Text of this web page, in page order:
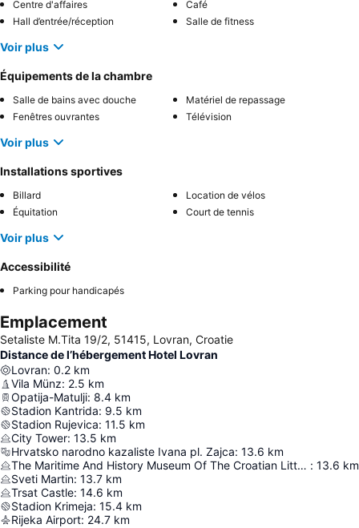
Centre d'affaires
Café
Hall d’entrée/réception
Salle de fitness
Voir plus
Équipements de la chambre
Salle de bains avec douche
Matériel de repassage
Fenêtres ouvrantes
Télévision
Voir plus
Installations sportives
Billard
Location de vélos
Équitation
Court de tennis
Voir plus
Accessibilité
Parking pour handicapés
Emplacement
Setaliste M.Tita 19/2, 51415, Lovran, Croatie
Distance de l’hébergement Hotel Lovran
Lovran: 0.2 km
Vila Münz: 2.5 km
Opatija-Matulji: 8.4 km
Stadion Kantrida: 9.5 km
Stadion Rujevica: 11.5 km
City Tower: 13.5 km
Hrvatsko narodno kazaliste Ivana pl. Zajca: 13.6 km
The Maritime And History Museum Of The Croatian Littoral : 13.6 km
Sveti Martin: 13.7 km
Trsat Castle: 14.6 km
Stadion Krimeja: 15.4 km
Rijeka Airport: 24.7 km